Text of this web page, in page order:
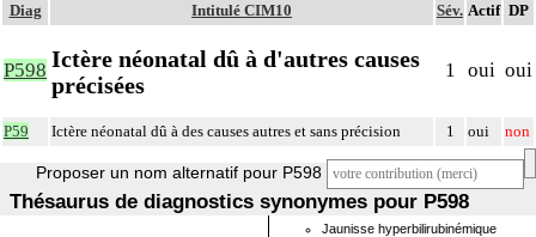
Diag Intitulé CIM10 Sév. Actif DP
P598 Ictère néonatal dû à d'autres causes
précisées
1 oui oui
P59 Ictère néonatal dû à des causes autres et sans précision 1 oui non
Proposer un nom alternatif pour P598
Thésaurus de diagnostics synonymes pour P598
Jaunisse hyperbilirubinémique